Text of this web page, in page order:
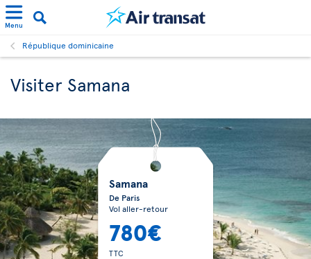
Menu
République dominicaine
Visiter Samana
Samana
De Paris
Vol aller-retour
780€
TTC